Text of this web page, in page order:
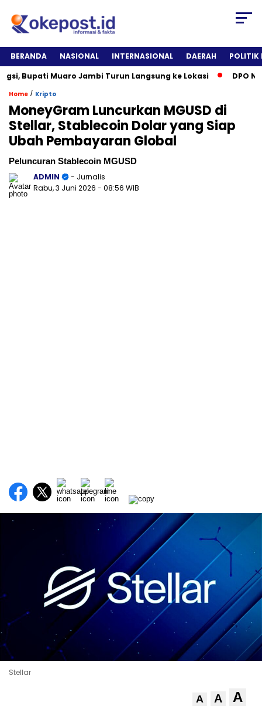
BERANDA NASIONAL INTERNASIONAL DAERAH
POLITIK
Muaro Jambi Turun Langsung ke Lokasi
DPO
Home / Kripto
MoneyGram Luncurkan MGUSD di
Stellar, Stablecoin Dolar yang Siap
Ubah Pembayaran Global
Peluncuran Stablecoin MGUSD
ADMIN
- Jurnalis
Rabu, 3 Juni 2026 - 08:56 WIB
Stellar
A A A